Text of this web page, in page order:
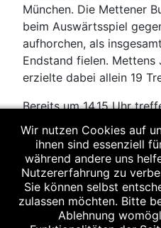
München. Die Mettener
beim Auswärtsspiel
aufhorchen, als
Endstand fielen. Mettens
erzielte dabei allein 19
Bereits um 14.15 Uhr
Junioren des
Vincent Muhr auf die
der
harter und spannender
Tabellenführung
Juniorinnen in der
Tabellenletzten HC
Wir nutzen Cookies auf
ihnen sind essenziell
während andere uns
Nutzererfahrung zu
Sie können selbst
zulassen möchten. Bitte
Ablehnung